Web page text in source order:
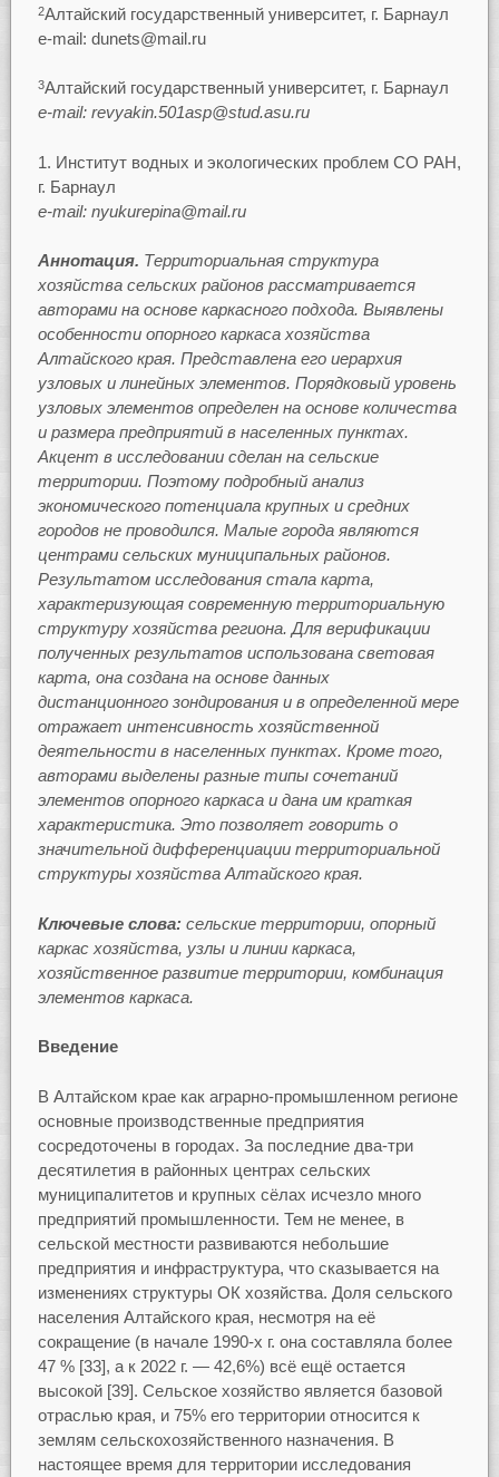
2Алтайский государственный университет, г. Барнаул
e-mail: dunets@mail.ru
3Алтайский государственный университет, г. Барнаул
e-mail: revyakin.501asp@stud.asu.ru
Институт водных и экологических проблем СО РАН,
г. Барнаул
e-mail: nyukurepina@mail.ru
Аннотация. Территориальная структура
хозяйства сельских районов рассматривается
авторами на основе каркасного подхода. Выявлены
особенности опорного каркаса хозяйства
Алтайского края. Представлена его иерархия
узловых и линейных элементов. Порядковый уровень
узловых элементов определен на основе количества
и размера предприятий в населенных пунктах.
Акцент в исследовании сделан на сельские
территории. Поэтому подробный анализ
экономического потенциала крупных и средних
городов не проводился. Малые города являются
центрами сельских муниципальных районов.
Результатом исследования стала карта,
характеризующая современную территориальную
структуру хозяйства региона. Для верификации
полученных результатов использована световая
карта, она создана на основе данных
дистанционного зондирования и в определенной мере
отражает интенсивность хозяйственной
деятельности в населенных пунктах. Кроме того,
авторами выделены разные типы сочетаний
элементов опорного каркаса и дана им краткая
характеристика. Это позволяет говорить о
значительной дифференциации территориальной
структуры хозяйства Алтайского края.
Ключевые слова: сельские территории, опорный
каркас хозяйства, узлы и линии каркаса,
хозяйственное развитие территории, комбинация
элементов каркаса.
Введение
В Алтайском крае как аграрно-промышленном регионе
основные производственные предприятия
сосредоточены в городах. За последние два-три
десятилетия в районных центрах сельских
муниципалитетов и крупных сёлах исчезло много
предприятий промышленности. Тем не менее, в
сельской местности развиваются небольшие
предприятия и инфраструктура, что сказывается на
изменениях структуры ОК хозяйства. Доля сельского
населения Алтайского края, несмотря на её
сокращение (в начале 1990-х г. она составляла более
47 % [33], а к 2022 г. — 42,6%) всё ещё остается
высокой [39]. Сельское хозяйство является базовой
отраслью края, и 75% его территории относится к
землям сельскохозяйственного назначения. В
настоящее время для территории исследования